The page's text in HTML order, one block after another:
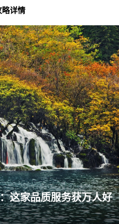
略详情
这家品质服务获万人好